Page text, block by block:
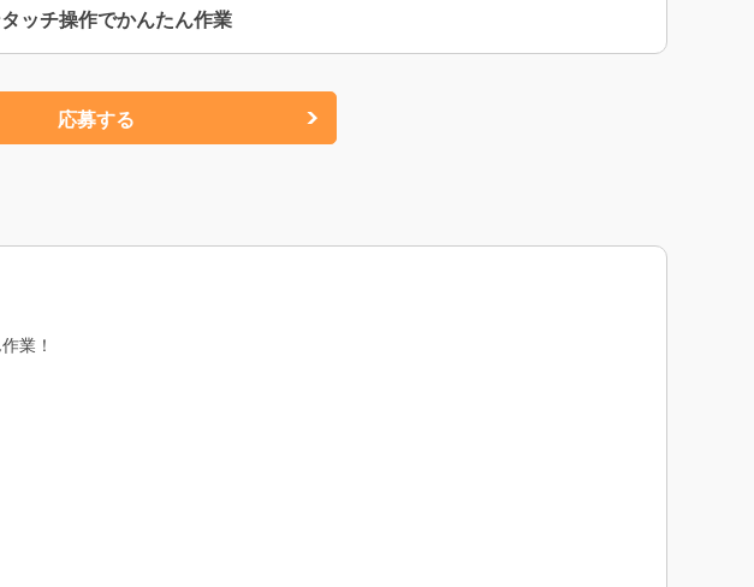
ッチ操作でかんたん作業
応募する
業！